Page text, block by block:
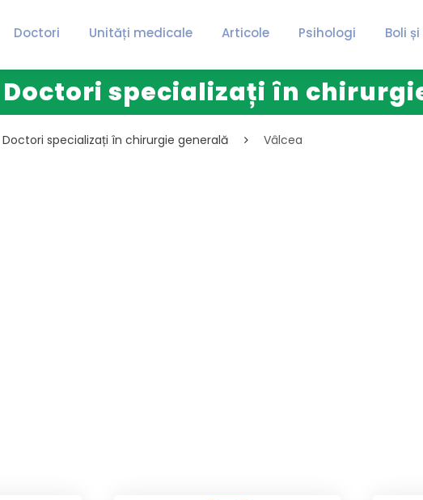
Doctori Unități medicale Articole Psihologi Boli
Doctori specializați în
Doctori specializați în chirurgie generală Vâlcea